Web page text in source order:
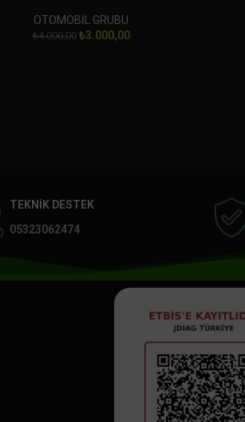
OTOMOBİL GRUBU
₺4.000,00 ₺3.000,00
TEKNİK DESTEK
05323062474